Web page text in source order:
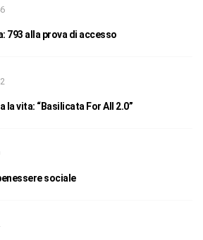
793 alla prova di accesso
la vita: “Basilicata For All 2.0”
sociale